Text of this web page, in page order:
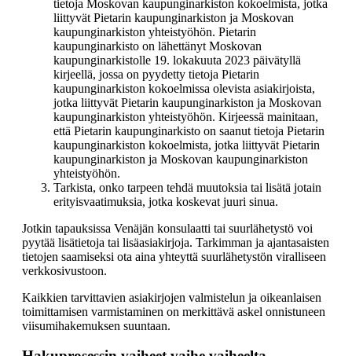
tietoja Moskovan kaupunginarkiston kokoelmista, jotka
liittyvät Pietarin kaupunginarkiston ja Moskovan
kaupunginarkiston yhteistyöhön. Pietarin
kaupunginarkisto on lähettänyt Moskovan
kaupunginarkistolle 19. lokakuuta 2023 päivätyllä
kirjeellä, jossa on pyydetty tietoja Pietarin
kaupunginarkiston kokoelmissa olevista asiakirjoista,
jotka liittyvät Pietarin kaupunginarkiston ja Moskovan
kaupunginarkiston yhteistyöhön. Kirjeessä mainitaan,
että Pietarin kaupunginarkisto on saanut tietoja Pietarin
kaupunginarkiston kokoelmista, jotka liittyvät Pietarin
kaupunginarkiston ja Moskovan kaupunginarkiston
yhteistyöhön.
Tarkista, onko tarpeen tehdä muutoksia tai lisätä jotain
erityisvaatimuksia, jotka koskevat juuri sinua.
Jotkin tapauksissa Venäjän konsulaatti tai suurlähetystö voi
pyytää lisätietoja tai lisäasiakirjoja. Tarkimman ja ajantasaisten
tietojen saamiseksi ota aina yhteyttä suurlähetystön viralliseen
verkkosivustoon.
Kaikkien tarvittavien asiakirjojen valmistelun ja oikeanlaisen
toimittamisen varmistaminen on merkittävä askel onnistuneen
viisumihakemuksen suuntaan.